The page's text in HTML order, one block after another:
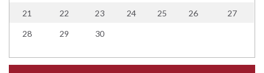
21 22 23 24 25 26 27
28 29 30